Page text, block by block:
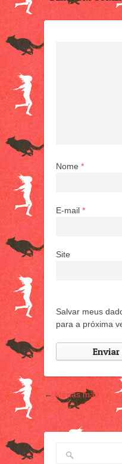
Nome *
E-mail *
Site
Salvar meus
para a próxima
← Menas mãe